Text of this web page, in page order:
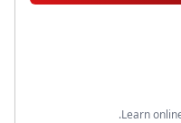
Learn